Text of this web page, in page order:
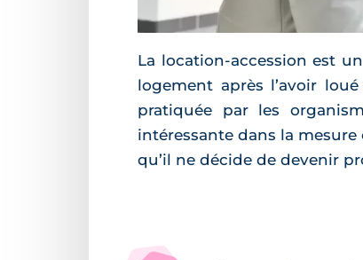
La location-accession est
logement après l’avoir
pratiquée par les
intéressante dans la
qu’il ne décide de devenir